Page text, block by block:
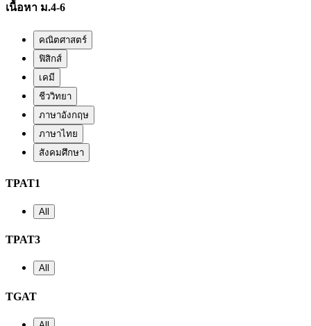
เนื้อหา ม.4-6
คณิตศาสตร์
ฟิสิกส์
เคมี
ชีววิทยา
ภาษาอังกฤษ
ภาษาไทย
สังคมศึกษา
TPAT1
All
TPAT3
All
TGAT